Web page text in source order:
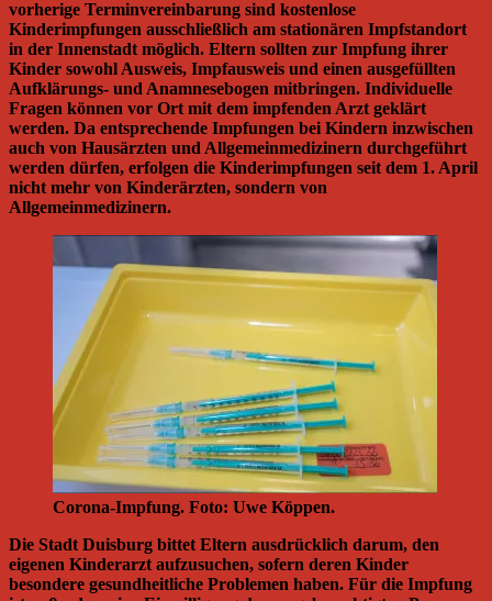
vorherige Terminvereinbarung sind kostenlose
Kinderimpfungen ausschließlich am stationären Impfstandort
in der Innenstadt möglich. Eltern sollten zur Impfung ihrer
Kinder sowohl Ausweis, Impfausweis und einen ausgefüllten
Aufklärungs- und Anamnesebogen mitbringen. Individuelle
Fragen können vor Ort mit dem impfenden Arzt geklärt
werden. Da entsprechende Impfungen bei Kindern inzwischen
auch von Hausärzten und Allgemeinmedizinern durchgeführt
werden dürfen, erfolgen die Kinderimpfungen seit dem 1. April
nicht mehr von Kinderärzten, sondern von
Allgemeinmedizinern.
Corona-Impfung. Foto: Uwe Köppen.
Die Stadt Duisburg bittet Eltern ausdrücklich darum, den
eigenen Kinderarzt aufzusuchen, sofern deren Kinder
besondere gesundheitliche Problemen haben. Für die Impfung